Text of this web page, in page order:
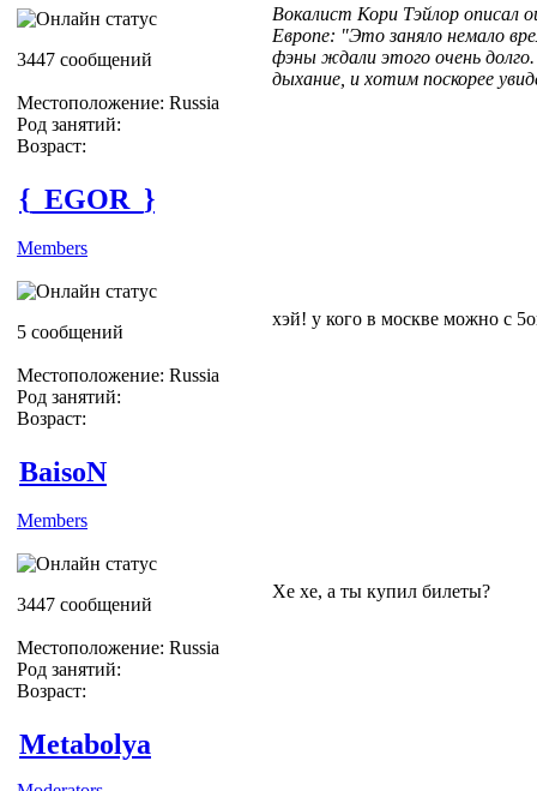
3447 сообщений
Местоположение: Russia
Род занятий:
Возраст:
Вокалист Кори Тэйлор описал
Европе: "Это заняло немало
фэны ждали этого очень
дыхание, и хотим поскорее
{_EGOR_}
Members
5 сообщений
Местоположение: Russia
Род занятий:
Возраст:
хэй! у кого в москве можно с
BaisoN
Members
3447 сообщений
Местоположение: Russia
Род занятий:
Возраст:
Хе хе, а ты купил билеты?
Metabolya